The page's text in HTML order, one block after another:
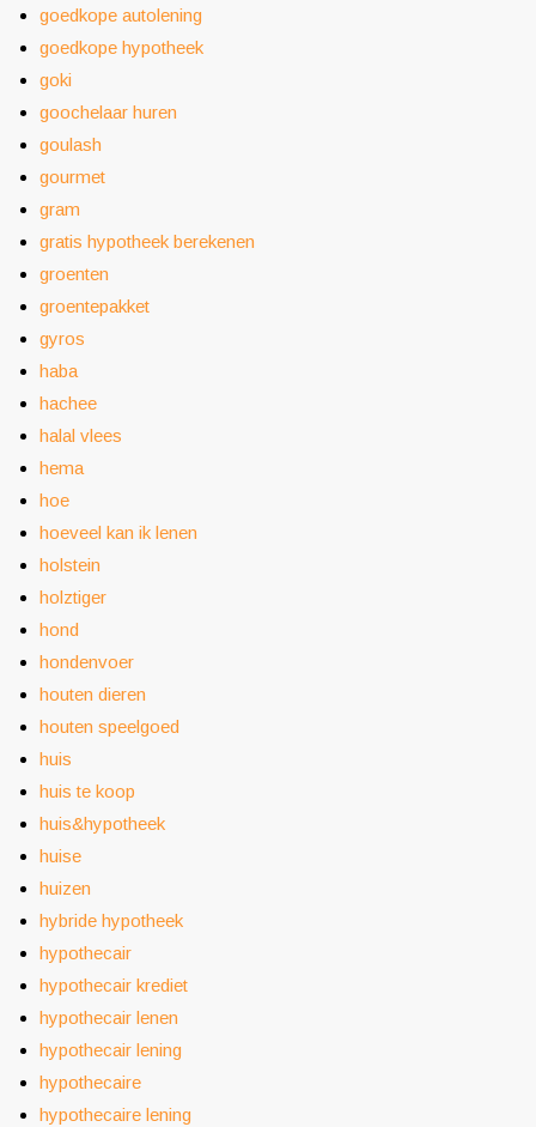
goedkope autolening
goedkope hypotheek
goki
goochelaar huren
goulash
gourmet
gram
gratis hypotheek berekenen
groenten
groentepakket
gyros
haba
hachee
halal vlees
hema
hoe
hoeveel kan ik lenen
holstein
holztiger
hond
hondenvoer
houten dieren
houten speelgoed
huis
huis te koop
huis&hypotheek
huise
huizen
hybride hypotheek
hypothecair
hypothecair krediet
hypothecair lenen
hypothecair lening
hypothecaire
hypothecaire lening